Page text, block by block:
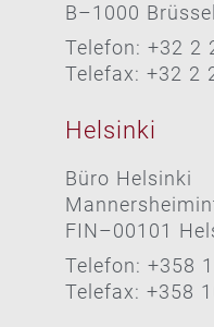
B–1000 Brüssel
Telefon: +32 2
Telefax: +32 2
Helsinki
Büro Helsinki
FIN–00101
Telefon: +358
Telefax: +358